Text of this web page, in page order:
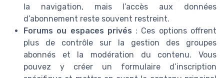
la navigation, mais l’accès aux données
d’abonnement reste souvent restreint.
Forums ou espaces privés : Ces options offrent
plus de contrôle sur la gestion des groupes
abonnés et la modération du contenu. Vous
pouvez y créer un formulaire d’inscription